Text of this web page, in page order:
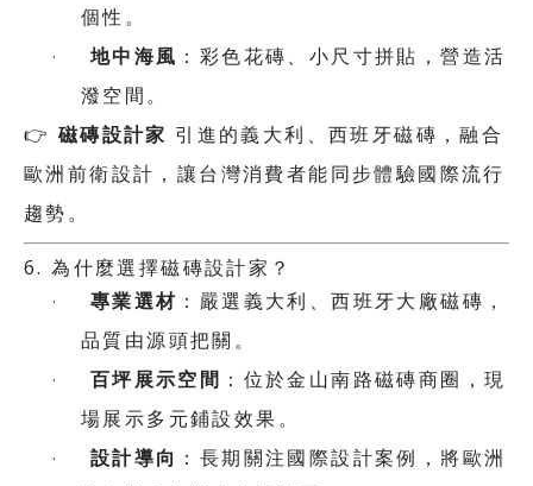
個性。
· 地中海風 ：彩色花磚、小尺寸拼貼，營造活
潑空間。
👉 磁磚設計家 引進的義大利、西班牙磁磚，融合
歐洲前衛設計，讓台灣消費者能同步體驗國際流行
趨勢。
6.為什麼選擇磁磚設計家？
· 專業選材 ：嚴選義大利、西班牙大廠磁磚，
品質由源頭把關。
· 百坪展示空間 ：位於金山南路磁磚商圈，現
場展示多元鋪設效果。
· 設計導向
：長期關注國際設計案例，將歐洲